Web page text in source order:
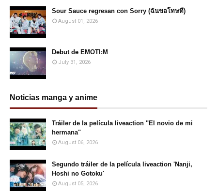
Sour Sauce regresan con Sorry (ฉันขอโทษที)
August 01, 2026
Debut de EMOTI:M
July 31, 2026
Noticias manga y anime
Tráiler de la película liveaction "El novio de mi
hermana"
August 06, 2026
Segundo tráiler de la película liveaction 'Nanji,
Hoshi no Gotoku'
August 05, 2026